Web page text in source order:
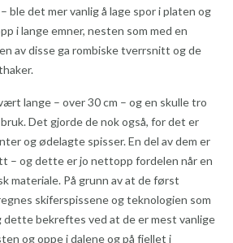
ble det mer vanlig å lage spor i platen og
i lange emner, nesten som med en
av disse ga rombiske tverrsnitt og de
lange – over 30 cm – og en skulle tro
Det gjorde de nok også, for det er
og ødelagte spisser. En del av dem er
– og dette er jo nettopp fordelen når en
materiale. På grunn av at de først
skiferspissene og teknologien som
dette bekreftes ved at de er mest vanlige
og oppe i dalene og på fjellet i